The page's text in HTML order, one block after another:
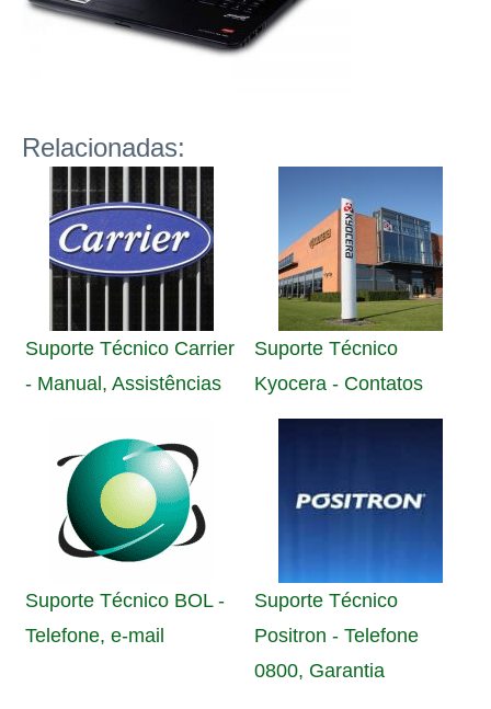
Relacionadas:
Suporte Técnico Carrier
- Manual, Assistências
Suporte Técnico
Kyocera - Contatos
Suporte Técnico BOL -
Telefone, e-mail
Suporte Técnico
Positron - Telefone
0800, Garantia